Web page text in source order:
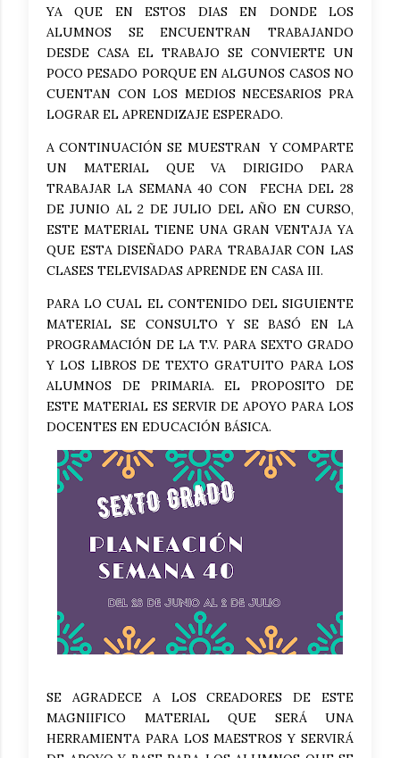
YA QUE EN ESTOS DIAS EN DONDE LOS
ALUMNOS SE ENCUENTRAN TRABAJANDO
DESDE CASA EL TRABAJO SE CONVIERTE UN
POCO PESADO PORQUE EN ALGUNOS CASOS NO
CUENTAN CON LOS MEDIOS NECESARIOS PRA
LOGRAR EL APRENDIZAJE ESPERADO.
A CONTINUACIÓN SE MUESTRAN Y COMPARTE
UN MATERIAL QUE VA DIRIGIDO PARA
TRABAJAR LA SEMANA 40 CON FECHA DEL 28
DE JUNIO AL 2 DE JULIO DEL AÑO EN CURSO,
ESTE MATERIAL TIENE UNA GRAN VENTAJA YA
QUE ESTA DISEÑADO PARA TRABAJAR CON LAS
CLASES TELEVISADAS APRENDE EN CASA III.
PARA LO CUAL EL CONTENIDO DEL SIGUIENTE
MATERIAL SE CONSULTO Y SE BASÓ EN LA
PROGRAMACIÓN DE LA T.V. PARA SEXTO GRADO
Y LOS LIBROS DE TEXTO GRATUITO PARA LOS
ALUMNOS DE PRIMARIA. EL PROPOSITO DE
ESTE MATERIAL ES SERVIR DE APOYO PARA LOS
DOCENTES EN EDUCACIÓN BÁSICA.
SE AGRADECE A LOS CREADORES DE ESTE
MAGNIIFICO MATERIAL QUE SERÁ UNA
HERRAMIENTA PARA LOS MAESTROS Y SERVIRÁ